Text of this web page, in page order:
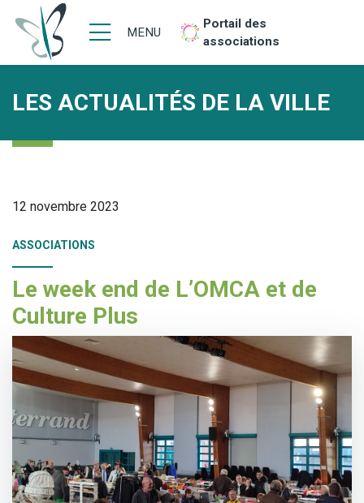
MENU
Portail des
associations
LES ACTUALITÉS DE LA VILLE
12 novembre 2023
ASSOCIATIONS
Le week end de L’OMCA et de
Culture Plus